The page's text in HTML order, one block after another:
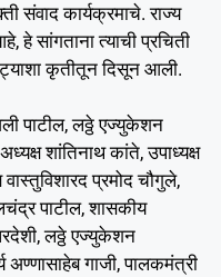
संवाद कार्यक्रमाचे. राज्य
हे सांगताना त्याची प्रचिती
कृतीतून दिसून आली.
पाटील, लठ्ठे एज्युकेशन
शांतिनाथ कांते, उपाध्यक्ष
प्रमोद चौगुले,
पाटील, शासकीय
लठ्ठे एज्युकेशन
अण्णासाहेब गाजी, पालकमंत्री